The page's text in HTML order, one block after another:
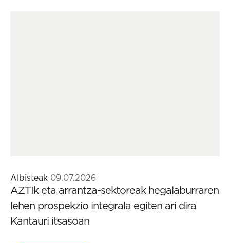
Albisteak 09.07.2026
AZTIk eta arrantza-sektoreak hegalaburraren
lehen prospekzio integrala egiten ari dira
Kantauri itsasoan